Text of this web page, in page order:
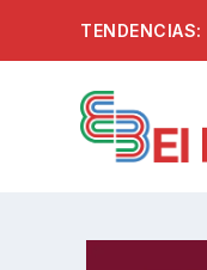
TENDENCIAS: